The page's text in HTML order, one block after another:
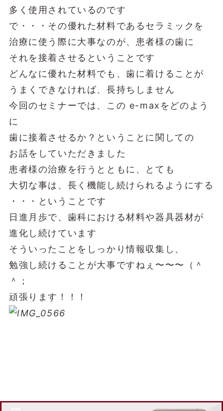
多く使用されているのです
で・・・その優れた材料であるセラミックを
治療に使う際に大事なのが、患者様の歯に
それを接着させるということです
どんなに優れた材料でも、歯に着けることが
うまくできなければ、長持ちしません
今回のセミナーでは、この e-maxをどのよう
に
歯に接着させるか？ということに関しての
お話をしていただきました
患者様の治療を行うとともに、とても
大切な事は、長く機能し続けられるようにする
・・・ということです
日進月歩で、歯科における材料や器具器材が
進化し続けています
そういったことをしっかり情報収集し、
勉強し続けることが大事ですねぇ〜〜〜（＾
＾；
頑張ります！！！